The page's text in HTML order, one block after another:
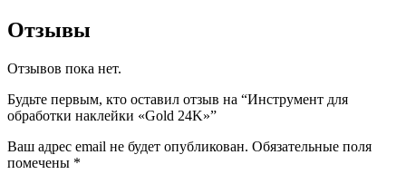
Отзывы
Отзывов пока нет.
Будьте первым, кто оставил отзыв на “Инструмент для
обработки наклейки «‎Gold 24K»”
Ваш адрес email не будет опубликован. Обязательные поля
помечены *